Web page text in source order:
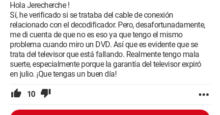
Hola Jerecherche !
Sí, he verificado si se trataba del cable de conexión
relacionado con el decodificador. Pero, desafortunadamente,
me di cuenta de que no es eso ya que tengo el mismo
problema cuando miro un DVD. Así que es evidente que se
trata del televisor que está fallando. Realmente tengo mala
suerte, especialmente porque la garantía del televisor expiró
en julio. ¡Que tengas un buen día!
10